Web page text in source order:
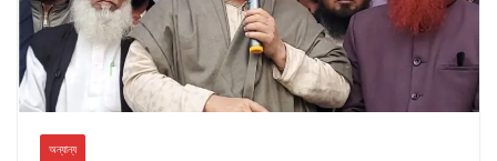
অন্যান্য